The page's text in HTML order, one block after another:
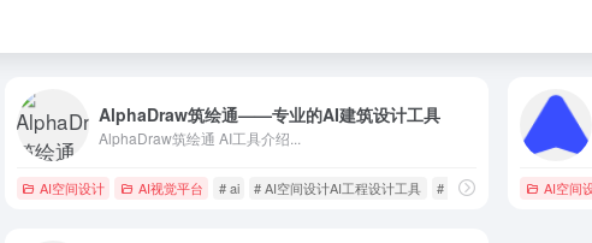
AlphaDraw筑绘通——专业的AI建筑设计工具
AlphaDraw筑绘通 AI工具介绍...
AI空间设计 AI视觉平台 # ai # AI空间设计AI工程设计工具 # AlphaDraw筑绘通AI空间